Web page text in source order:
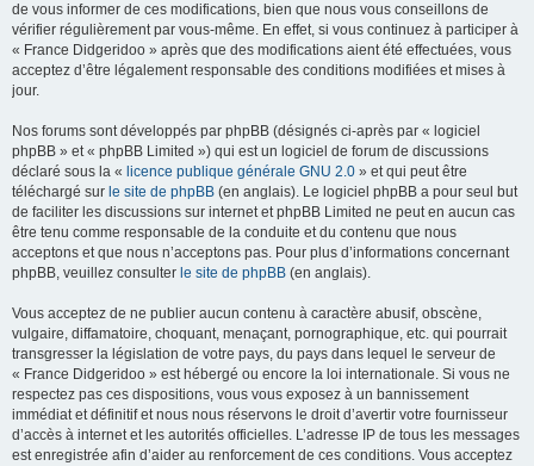
de vous informer de ces modifications, bien que nous vous conseillons de
vérifier régulièrement par vous-même. En effet, si vous continuez à participer à
« France Didgeridoo » après que des modifications aient été effectuées, vous
acceptez d’être légalement responsable des conditions modifiées et mises à
jour.
Nos forums sont développés par phpBB (désignés ci-après par « logiciel
phpBB » et « phpBB Limited ») qui est un logiciel de forum de discussions
déclaré sous la « licence publique générale GNU 2.0 » et qui peut être
téléchargé sur le site de phpBB (en anglais). Le logiciel phpBB a pour seul but
de faciliter les discussions sur internet et phpBB Limited ne peut en aucun cas
être tenu comme responsable de la conduite et du contenu que nous
acceptons et que nous n’acceptons pas. Pour plus d’informations concernant
phpBB, veuillez consulter le site de phpBB (en anglais).
Vous acceptez de ne publier aucun contenu à caractère abusif, obscène,
vulgaire, diffamatoire, choquant, menaçant, pornographique, etc. qui pourrait
transgresser la législation de votre pays, du pays dans lequel le serveur de
« France Didgeridoo » est hébergé ou encore la loi internationale. Si vous ne
respectez pas ces dispositions, vous vous exposez à un bannissement
immédiat et définitif et nous nous réservons le droit d’avertir votre fournisseur
d’accès à internet et les autorités officielles. L’adresse IP de tous les messages
est enregistrée afin d’aider au renforcement de ces conditions. Vous acceptez